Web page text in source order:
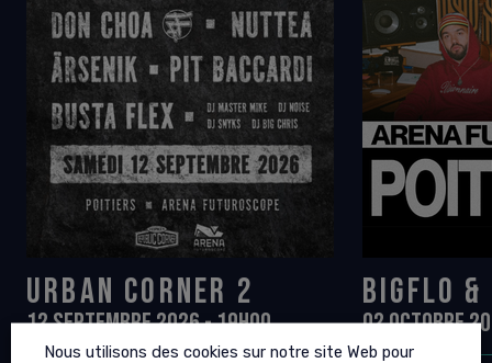
URBAN CORNER 2
12 SEPTEMBRE 2026 - 19H00
BIGFLO
02 OCTOBRE
Nous utilisons des cookies sur notre site Web pour